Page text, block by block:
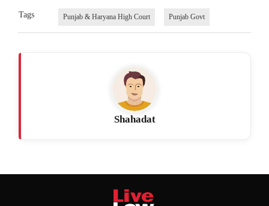
Tags Punjab & Haryana High Court Punjab Govt
Shahadat